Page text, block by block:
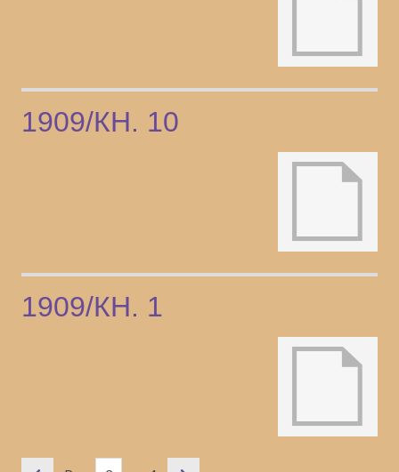
1909/КН. 10
1909/КН. 1